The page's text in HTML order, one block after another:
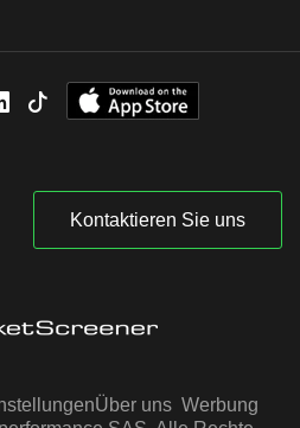
Kontaktieren Sie uns
Über uns Werbung